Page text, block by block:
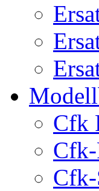
Cfk